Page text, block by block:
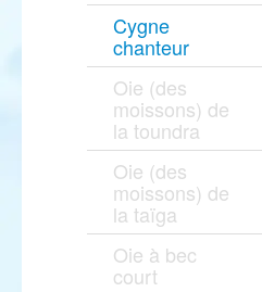
Cygne
chanteur
Oie (des
moissons) de
la toundra
Oie (des
moissons) de
la taïga
Oie à bec
court